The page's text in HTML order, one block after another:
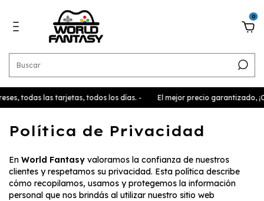
0
todas las tarjetas, todos los días. - El mejor precio garantizado,
Política de Privacidad
En World Fantasy valoramos la confianza de nuestros
clientes y respetamos su privacidad. Esta política describe
cómo recopilamos, usamos y protegemos la información
personal que nos brindás al utilizar nuestro sitio web